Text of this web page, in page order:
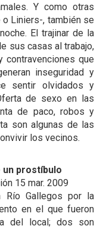
Y como otras
o Liniers-, también se
El trajinar de la
sus casas al trabajo,
que
inseguridad y
sentir olvidados y
de sexo en las
de paco, robos y
son algunas de las
los vecinos.
un prostíbulo
15 mar. 2009
Río Gallegos por la
en el que fueron
del local; dos son